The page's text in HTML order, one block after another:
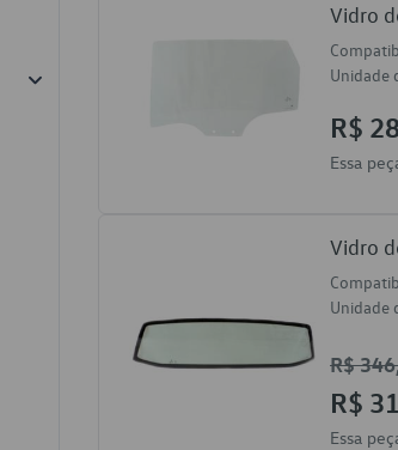
Vidro
Unidade
R$
Essa
Vidro
Unidade
R$
R$
Essa